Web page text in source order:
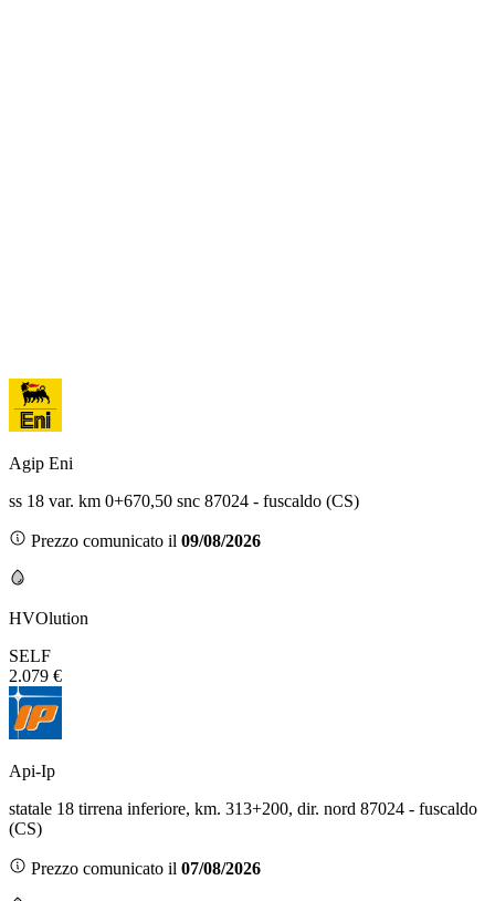
Agip Eni
ss 18 var. km 0+670,50 snc 87024 - fuscaldo (CS)
Prezzo comunicato il 09/08/2026
HVOlution
SELF
2.079 €
Api-Ip
statale 18 tirrena inferiore, km. 313+200, dir. nord 87024 - fuscaldo
(CS)
Prezzo comunicato il 07/08/2026